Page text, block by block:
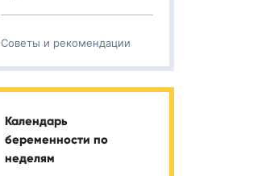
Советы и рекомендации
Календарь
беременности по
неделям